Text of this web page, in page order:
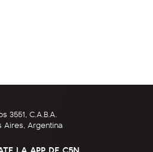
3551, C.A.B.A.
Aires, Argentina
LA APP DE C5N